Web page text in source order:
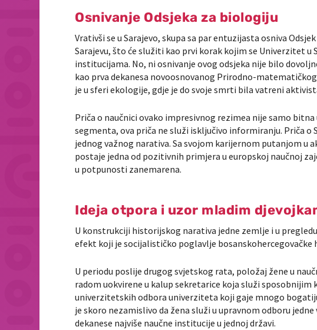
Osnivanje Odsjeka za biologiju
Vrativši se u Sarajevo, skupa sa par entuzijasta osniva
Sarajevu, što će služiti kao prvi korak kojim se Univerzitet
institucijama. No, ni osnivanje ovog odsjeka nije bilo
kao prva dekanesa novoosnovanog Prirodno-
je u sferi ekologije, gdje je do svoje smrti bila vatreni
Priča o naučnici ovako impresivnog rezimea nije samo
segmenta, ova priča ne služi isključivo informiranju. Priča
jednog važnog narativa. Sa svojom karijernom putanjom u
postaje jedna od pozitivnih primjera u europskoj naučnoj
u potpunosti zanemarena.
Ideja otpora i uzor mladim
U konstrukciji historijskog narativa jedne zemlje i u
efekt koji je socijalističko poglavlje bosanskohercegovačke
U periodu poslije drugog svjetskog rata, položaj žene u
radom uokvirene u kalup sekretarice koja služi sposobnijim
univerzitetskih odbora univerziteta koji gaje mnogo
je skoro nezamislivo da žena služi u upravnom odboru
dekanese najviše naučne institucije u jednoj državi.